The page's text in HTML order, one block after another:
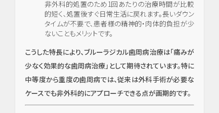
非外科的処置のため1回あたりの治療時間が比較
的短く、処置後すぐ日常生活に戻れます。長いダウン
タイムが不要で、患者様の精神的・肉体的負担が少
ないこともメリットです。
こうした特長により、ブルーラジカル歯周病治療は「痛みが
少なく効果的な歯周病治療」として期待されています。特に
中等度から重度の歯周病では、従来は外科手術が必要な
ケースでも非外科的にアプローチできる点が画期的です。